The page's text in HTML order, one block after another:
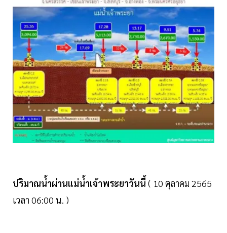
ปริมาณน้ำผ่านแม่น้ำเจ้าพระยาวันนี้ ( 10 ตุลาคม 2565
เวลา 06:00 น. )